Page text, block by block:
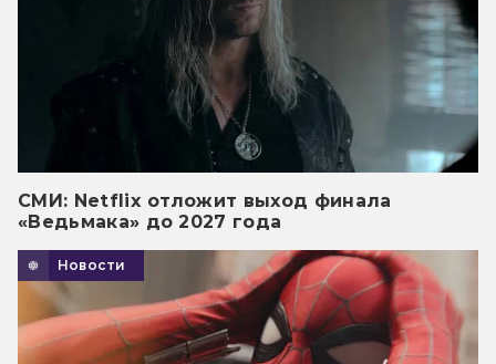
СМИ: Netflix отложит выход финала
«Ведьмака» до 2027 года
Новости